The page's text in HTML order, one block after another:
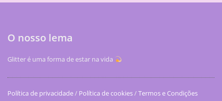
O nosso lema
Glitter é uma forma de estar na vida
Política de privacidade/ Política de cookies/Termos e Condições